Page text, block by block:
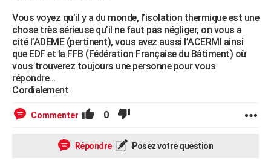
Vous voyez qu’il y a du monde, l’isolation thermique est une
chose très sérieuse qu’il ne faut pas négliger, on vous a
cité l’ADEME (pertinent), vous avez aussi l’ACERMI ainsi
que EDF et la FFB (Fédération Française du Bâtiment) où
vous trouverez toujours une personne pour vous
répondre…
Cordialement
Commenter 0
Répondre Posez votre question